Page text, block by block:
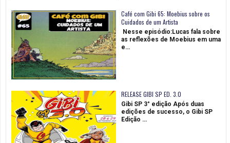
Café com Gibi 65: Moebius sobre os
Cuidados de um Artista
Nesse episódio:Lucas fala sobre
as reflexões de Moebius em uma
e…
RELEASE GIBI SP ED. 3.0
Gibi SP 3° edição Após duas
edições de sucesso, o Gibi SP
Edição …